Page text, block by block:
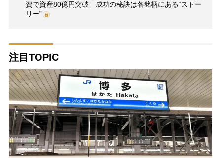
資で資産80億円突破 成功の秘訣は各銘柄にある“ストー
リー”
注目TOPIC